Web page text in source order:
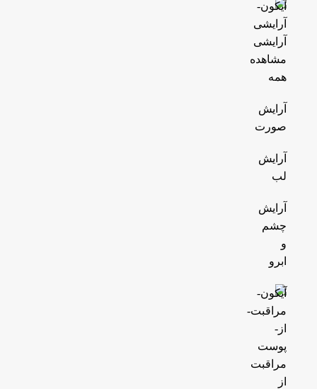
آرایشی
مشاهده
همه
آرایش
صورت
آرایش
لب
آرایش
چشم
و
ابرو
مراقبت
از